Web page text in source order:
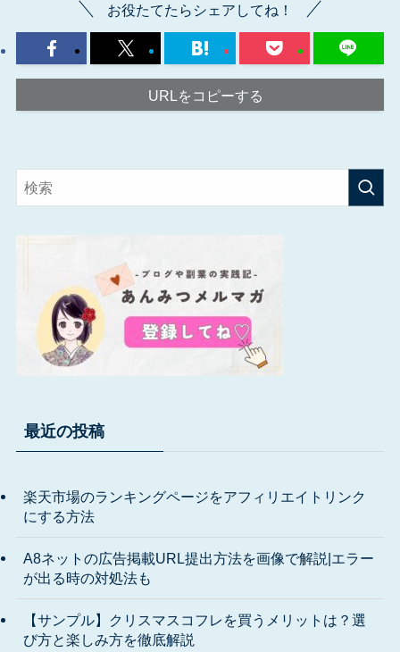
お役たてたらシェアしてね！
URLをコピーする
最近の投稿
楽天市場のランキングページをアフィリエイトリンク
にする方法
A8ネットの広告掲載URL提出方法を画像で解説|エラー
が出る時の対処法も
【サンプル】クリスマスコフレを買うメリットは？選
び方と楽しみ方を徹底解説